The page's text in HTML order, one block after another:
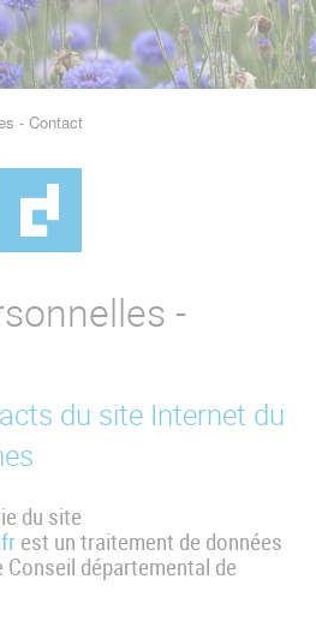
- Contact
-
du site Internet du
du site
est un traitement de données
départemental de